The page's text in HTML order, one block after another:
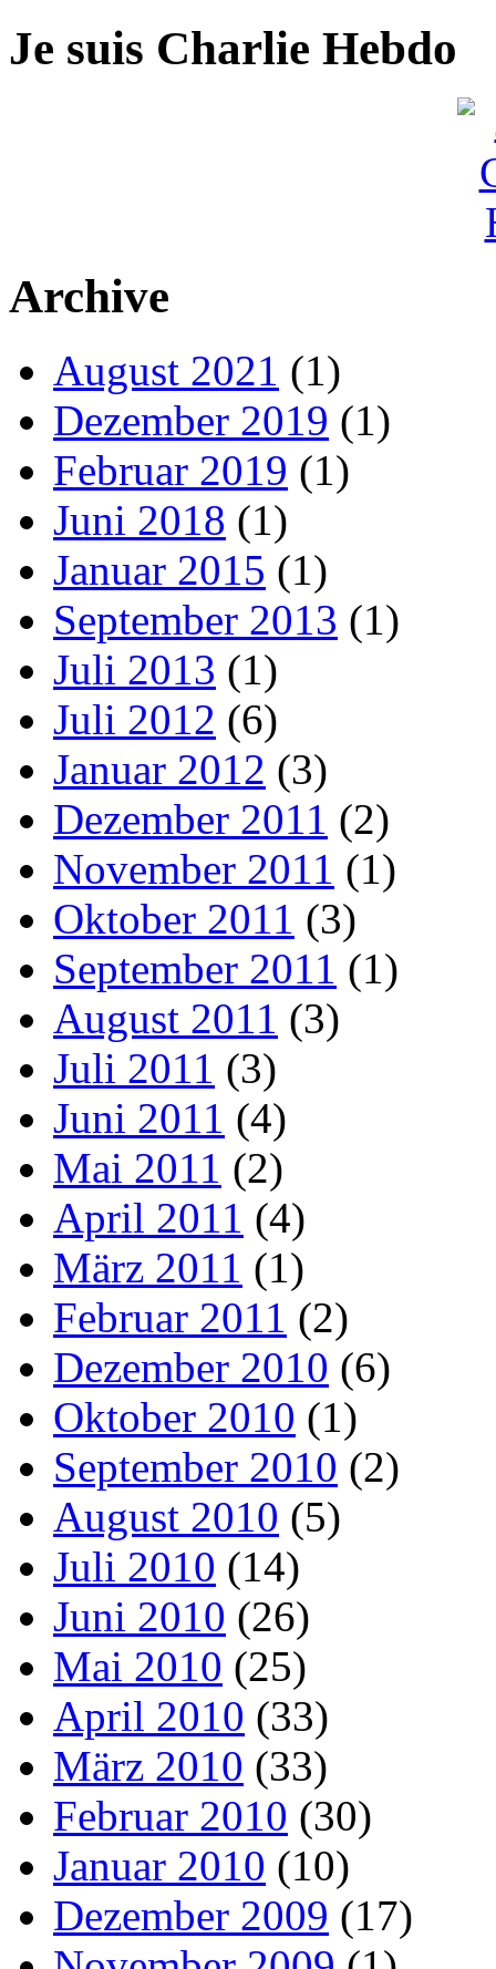
Je suis Charlie Hebdo
Archive
August 2021 (1)
Dezember 2019 (1)
Februar 2019 (1)
Juni 2018 (1)
Januar 2015 (1)
September 2013 (1)
Juli 2013 (1)
Juli 2012 (6)
Januar 2012 (3)
Dezember 2011 (2)
November 2011 (1)
Oktober 2011 (3)
September 2011 (1)
August 2011 (3)
Juli 2011 (3)
Juni 2011 (4)
Mai 2011 (2)
April 2011 (4)
März 2011 (1)
Februar 2011 (2)
Dezember 2010 (6)
Oktober 2010 (1)
September 2010 (2)
August 2010 (5)
Juli 2010 (14)
Juni 2010 (26)
Mai 2010 (25)
April 2010 (33)
März 2010 (33)
Februar 2010 (30)
Januar 2010 (10)
Dezember 2009 (17)